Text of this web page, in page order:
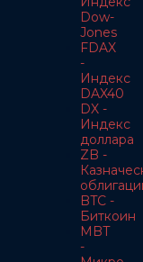
Dow-
Jones
FDAX
-
Индекс
DAX40
DX -
Индекс
доллара
ZB -
BTC -
Биткоин
MBT
-